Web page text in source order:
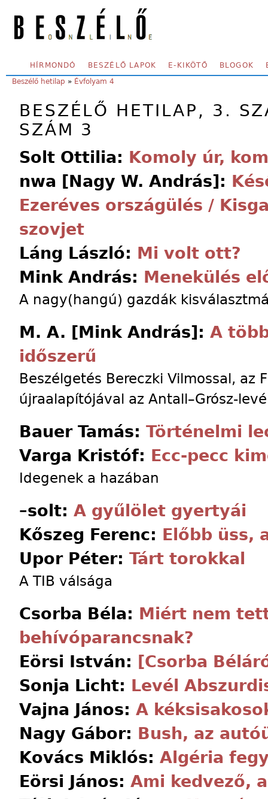
SECONDARY MENU
HÍRMONDÓ BESZÉLŐ LAPOK E-KIKÖTŐ BLOGOK
YOU ARE HERE:
Beszélő hetilap » Évfolyam 4
BESZÉLŐ HETILAP, 3.
SZÁM 3
Solt Ottilia: Komoly úr,
nwa [Nagy W. András]:
Ezeréves országülés /
szovjet
Láng László: Mi volt ott?
Mink András: Menekülés
A nagy(hangú) gazdák
M. A. [Mink András]: A
időszerű
Beszélgetés Bereczki Vilmossal, az
újraalapítójával az Antall–Grósz-
Bauer Tamás: Történelmi
Varga Kristóf: Ecc-pecc
Idegenek a hazában
–solt: A gyűlölet gyertyái
Kőszeg Ferenc: Előbb üss,
Upor Péter: Tárt torokkal
A TIB válsága
Csorba Béla: Miért nem
behívóparancsnak?
Eörsi István: [Csorba
Sonja Licht: Levél
Vajna János: A
Nagy Gábor: Bush, az
Kovács Miklós: Algéria
Eörsi János: Ami kedvező,